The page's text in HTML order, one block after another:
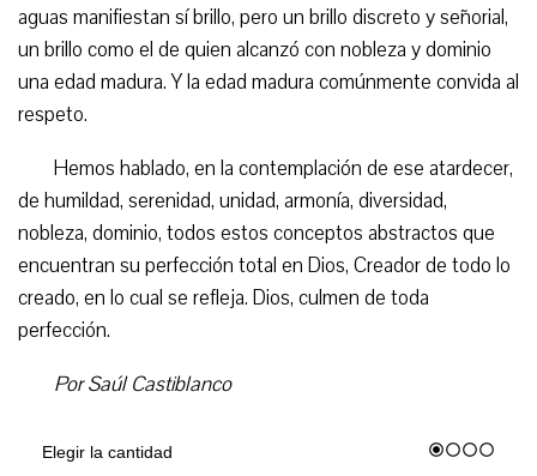
aguas manifiestan sí brillo, pero un brillo discreto y señorial,
un brillo como el de quien alcanzó con nobleza y dominio
una edad madura. Y la edad madura comúnmente convida al
respeto.
Hemos hablado, en la contemplación de ese atardecer,
de humildad, serenidad, unidad, armonía, diversidad,
nobleza, dominio, todos estos conceptos abstractos que
encuentran su perfección total en Dios, Creador de todo lo
creado, en lo cual se refleja. Dios, culmen de toda
perfección.
Por Saúl Castiblanco